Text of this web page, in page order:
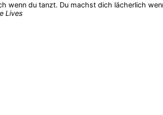
wenn du tanzt. Du machst dich lächerlich
Lives